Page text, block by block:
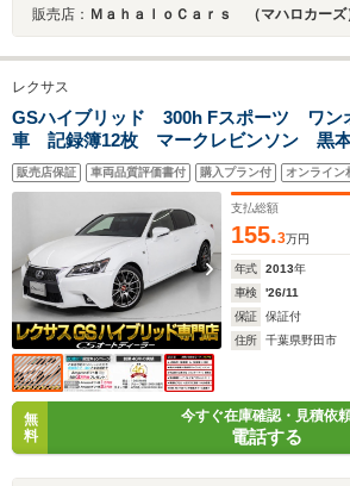
販売店： ＭａｈａｌｏＣａｒｓ （マハロカーズ
レクサス
GSハイブリッド 300h Fスポーツ ワ
車 記録簿12枚 マークレビンソン 黒
インチアルミ HUD レーダークルーズ
ュ クリアランスソナー エアシート シ
ー LEDヘッドライト HDDマルチナビ
販売店保証 車両品質評価書付 購入プラン付 オンライン
支払総額
155.3万円
年式 2013年
車検
'26/11
保証
保証付
住所
千葉県野田市
無
料
今すぐ在庫確認・見積依
電話する